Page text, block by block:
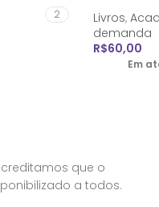
2
Livros,
demanda
R$60,00
Em
que o
a todos.